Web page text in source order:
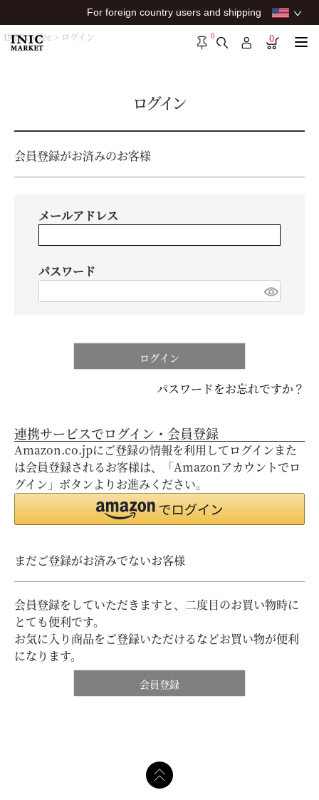
For foreign country users and shipping
0 0
INIC coffee ログイン
ログイン
会員登録がお済みのお客様
メールアドレス
パスワード
ログイン
パスワードをお忘れですか？
連携サービスでログイン・会員登録
Amazon.co.jpにご登録の情報を利用してログインまた
は会員登録されるお客様は、「Amazonアカウントでロ
グイン」ボタンよりお進みください。
まだご登録がお済みでないお客様
会員登録をしていただきますと、二度目のお買い物時に
とても便利です。
お気に入り商品をご登録いただけるなどお買い物が便利
になります。
会員登録